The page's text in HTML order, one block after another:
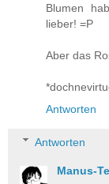
Blumen
lieber! =P
Aber das
Antworten
Antworten
Manus-